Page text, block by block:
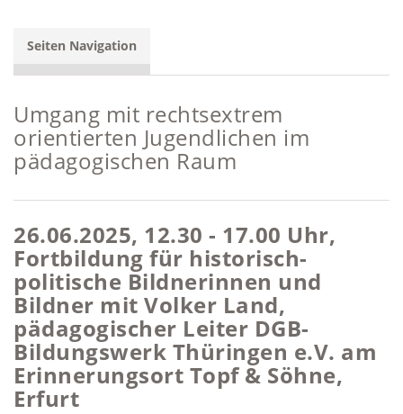
Seiten Navigation
Umgang mit rechtsextrem
orientierten Jugendlichen im
pädagogischen Raum
26.06.2025, 12.30 - 17.00 Uhr,
Fortbildung für historisch-
politische Bildnerinnen und
Bildner mit Volker Land,
pädagogischer Leiter DGB-
Bildungswerk Thüringen e.V. am
Erinnerungsort Topf & Söhne,
Erfurt